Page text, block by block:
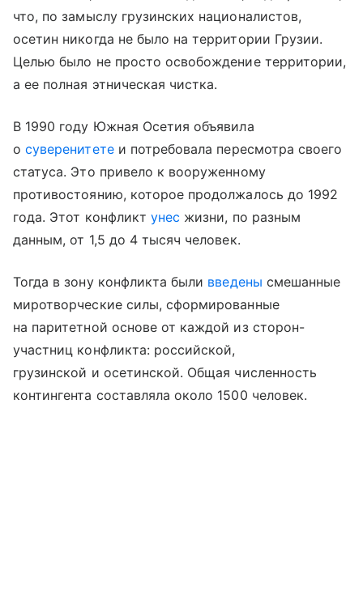
что, по замыслу грузинских националистов,
осетин никогда не было на территории Грузии.
Целью было не просто освобождение территории,
а ее полная этническая чистка.
В 1990 году Южная Осетия объявила
осуверенитетеи потребовала пересмотра своего
статуса. Это привело к вооруженному
противостоянию, которое продолжалось до 1992
года. Этот конфликт унес жизни, по разным
данным, от 1,5 до 4 тысяч человек.
Тогда в зону конфликта были введены смешанные
миротворческие силы, сформированные
на паритетной основе от каждой из сторон-
участниц конфликта: российской,
грузинской и осетинской. Общая численность
контингента составляла около 1500 человек.